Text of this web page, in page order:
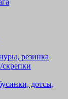
резинка
дотсы,